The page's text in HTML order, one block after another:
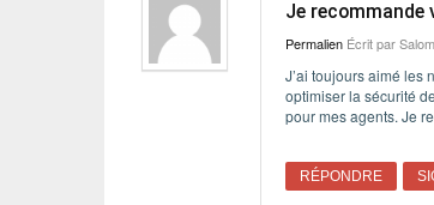
Je recommande
Permalien Écrit par
J’ai toujours aimé les
optimiser la sécurité
pour mes agents. Je
RÉPONDRE